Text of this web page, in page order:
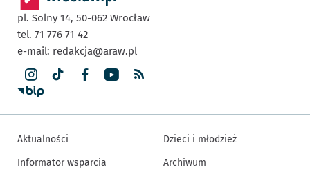
pl. Solny 14, 50-062 Wrocław
tel. 71 776 71 42
e-mail: redakcja@araw.pl
Aktualności
Informator wsparcia
Dzieci i młodzież
Archiwum